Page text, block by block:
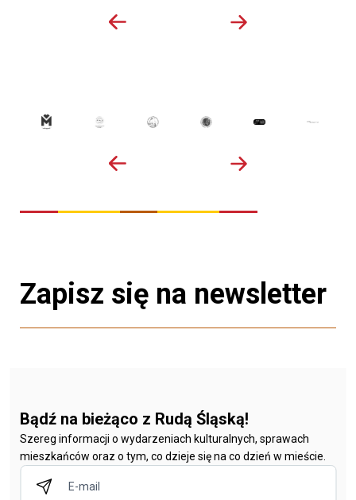
Zapisz się na newsletter
Bądź na bieżąco z Rudą Śląską!
Szereg informacji o wydarzeniach kulturalnych, sprawach
mieszkańców oraz o tym, co dzieje się na co dzień w mieście.